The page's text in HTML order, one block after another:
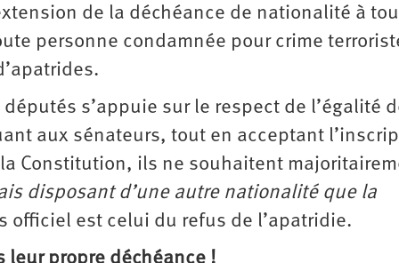
de la déchéance de nationalité à
personne condamnée pour crime
s’appuie sur le respect de l’égalité
aux sénateurs, tout en acceptant
Constitution, ils ne souhaitent
disposant d’une autre nationalité que la
officiel est celui du refus de l’apatridie.